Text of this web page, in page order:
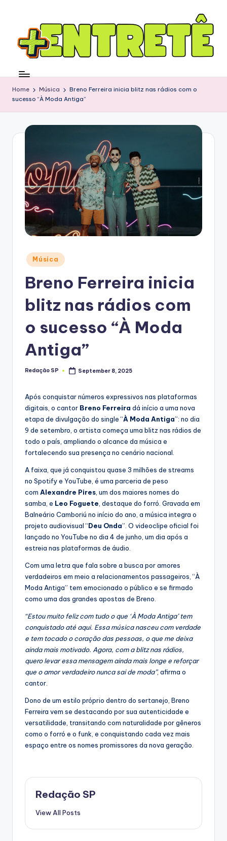
Home Música
Breno Ferreira inicia blitz nas rádios com o
sucesso “À Moda Antiga”
Posted
in
Música
Breno Ferreira inicia
blitz nas rádios com
o sucesso “À Moda
Antiga”
Posted
Redação SP September 8, 2025
Após conquistar números expressivos nas plataformas
digitais, o cantor Breno Ferreira dá início a uma nova
etapa de divulgação do single “À Moda Antiga”: no dia
9 de setembro, o artista começa uma blitz nas rádios de
todo o país, ampliando o alcance da música e
fortalecendo sua presença no cenário nacional.
A faixa, que já conquistou quase 3 milhões de streams
no Spotify e YouTube, é uma parceria de peso
com Alexandre Pires , um dos maiores nomes do
samba, e Leo Foguete , destaque do forró. Gravada em
Balneário Camboriú no início do ano, a música integra o
projeto audiovisual “Deu Onda”. O videoclipe oficial foi
lançado no YouTube no dia 4 de junho, um dia após a
estreia nas plataformas de áudio.
Com uma letra que fala sobre a busca por amores
verdadeiros em meio a relacionamentos passageiros, “À
Moda Antiga” tem emocionado o público e se firmado
como uma das grandes apostas de Breno.
“Estou muito feliz com tudo o que ‘À Moda Antiga’ tem
conquistado até aqui. Essa música nasceu com verdade
e tem tocado o coração das pessoas, o que me deixa
ainda mais motivado. Agora, com a blitz nas rádios,
quero levar essa mensagem ainda mais longe e reforçar
que o amor verdadeiro nunca sai de moda”, afirma o
cantor.
Dono de um estilo próprio dentro do sertanejo, Breno
Ferreira vem se destacando por sua autenticidade e
versatilidade, transitando com naturalidade por gêneros
como o forró e o funk, e conquistando cada vez mais
espaço entre os nomes promissores da nova geração.
Redação SP
View All Posts